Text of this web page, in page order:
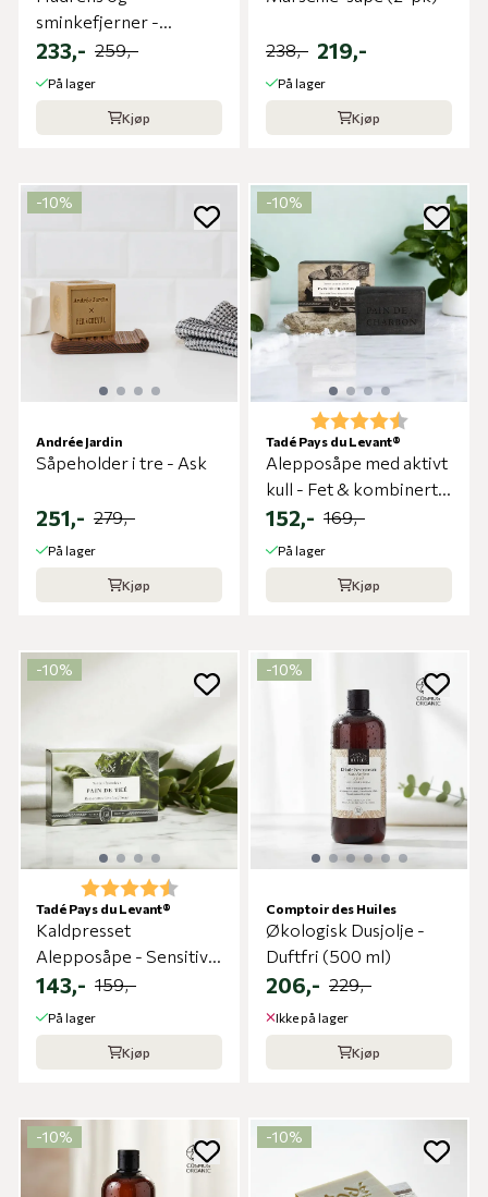
sminkefjerner -
Såpebar
233,- 259,-
På lager
Kjøp
238,- 219,-
På lager
Kjøp
-10%
Andrée Jardin
Såpeholder i tre - Ask
251,- 279,-
På lager
Kjøp
-10%
Karakter: 4.5 av 5
Tadé Pays du Levant®
Alepposåpe med aktivt
kull - Fet & kombinert
hud
152,- 169,-
På lager
Kjøp
-10%
Karakter: 4.3 av 5 mulige
Tadé Pays du Levant®
Kaldpresset
Alepposåpe - Sensitiv
Hud
143,- 159,-
På lager
Kjøp
-10%
Comptoir des Huiles
Økologisk Dusjolje -
Duftfri (500 ml)
206,- 229,-
Ikke på lager
Kjøp
-10% -10%